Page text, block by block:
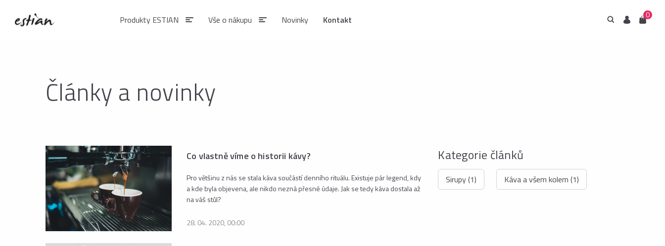
Články a novinky
Co vlastně víme o historii kávy?
Pro většinu z nás se stala káva součástí denního rituálu. Existuje pár legend, kdy
a kde byla objevena, ale nikdo nezná přesné údaje. Jak se tedy káva dostala až
na váš stůl?
28. 04. 2020, 00:00
Kategorie článků
Sirupy (1) Káva a všem kolem (1)
Produkty ESTIAN
ČAJE
Matcha
Čaje BIO
Poznejte naše sirupy
bez umělých sladidel.
Prohlédnout
Vše o nákupu Novinky Kontakt HledáníUživatelKošík
0